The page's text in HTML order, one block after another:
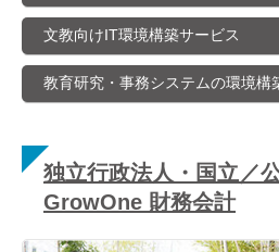
文教向けIT環境構築サービス
教育研究・事務システムの環境構
独立行政法人・国立／
GrowOne 財務会計